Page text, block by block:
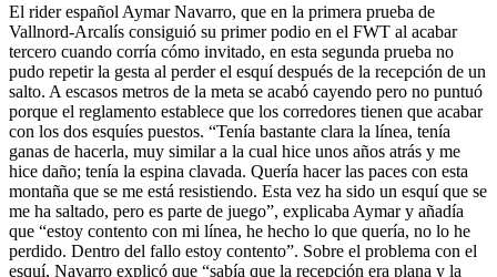
El rider español Aymar Navarro, que en la primera prueba de
Vallnord-Arcalís consiguió su primer podio en el FWT al acabar
tercero cuando corría cómo invitado, en esta segunda prueba no
pudo repetir la gesta al perder el esquí después de la recepción de un
salto. A escasos metros de la meta se acabó cayendo pero no puntuó
porque el reglamento establece que los corredores tienen que acabar
con los dos esquíes puestos. “Tenía bastante clara la línea, tenía
ganas de hacerla, muy similar a la cual hice unos años atrás y me
hice daño; tenía la espina clavada. Quería hacer las paces con esta
montaña que se me está resistiendo. Esta vez ha sido un esquí que se
me ha saltado, pero es parte de juego”, explicaba Aymar y añadía
que “estoy contento con mi línea, he hecho lo que quería, no lo he
perdido. Dentro del fallo estoy contento”. Sobre el problema con el
esquí, Navarro explicó que “sabía que la recepción era plana y la